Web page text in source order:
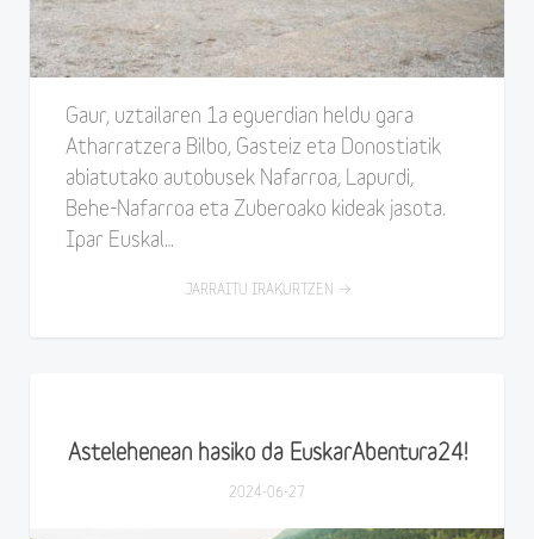
Gaur, uztailaren 1a eguerdian heldu gara
Atharratzera Bilbo, Gasteiz eta Donostiatik
abiatutako autobusek Nafarroa, Lapurdi,
Behe-Nafarroa eta Zuberoako kideak jasota.
Ipar Euskal…
JARRAITU IRAKURTZEN
Astelehenean hasiko da EuskarAbentura24!
2024-06-27